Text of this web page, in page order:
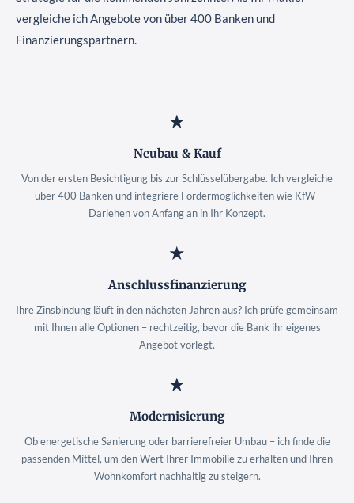
vergleiche ich Angebote von über 400 Banken und
Finanzierungspartnern.
★
Neubau & Kauf
Von der ersten Besichtigung bis zur Schlüsselübergabe. Ich vergleiche
über 400 Banken und integriere Fördermöglichkeiten wie KfW-
Darlehen von Anfang an in Ihr Konzept.
★
Anschlussfinanzierung
Ihre Zinsbindung läuft in den nächsten Jahren aus? Ich prüfe gemeinsam
mit Ihnen alle Optionen – rechtzeitig, bevor die Bank ihr eigenes
Angebot vorlegt.
★
Modernisierung
Ob energetische Sanierung oder barrierefreier Umbau – ich finde die
passenden Mittel, um den Wert Ihrer Immobilie zu erhalten und Ihren
Wohnkomfort nachhaltig zu steigern.